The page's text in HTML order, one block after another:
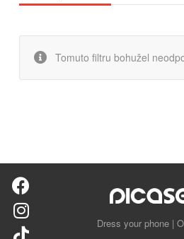
Tomuto filtru bohužel
Dress your phone |